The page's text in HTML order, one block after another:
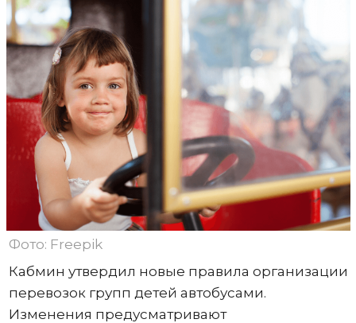
Фото: Freepik
Кабмин утвердил новые правила организации
перевозок групп детей автобусами.
Изменения предусматривают